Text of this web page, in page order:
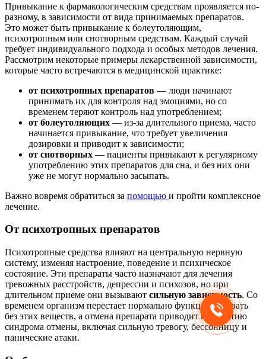
Привыкание к фармакологическим средствам проявляется по-
разному, в зависимости от вида принимаемых препаратов.
Это может быть привыкание к болеутоляющим,
психотропным или снотворным средствам. Каждый случай
требует индивидуального подхода и особых методов лечения.
Рассмотрим некоторые примеры лекарственной зависимости,
которые часто встречаются в медицинской практике:
от психотропных препаратов — люди начинают
принимать их для контроля над эмоциями, но со
временем теряют контроль над употреблением;
от болеутоляющих — из-за длительного приема, часто
начинается привыкание, что требует увеличения
дозировки и приводит к зависимости;
от снотворных — пациенты привыкают к регулярному
употреблению этих препаратов для сна, и без них они
уже не могут нормально засыпать.
Важно вовремя обратиться за помощью и пройти комплексное
лечение.
От психотропных препаратов
Психотропные средства влияют на центральную нервную
систему, изменяя настроение, поведение и психическое
состояние. Эти препараты часто назначают для лечения
тревожных расстройств, депрессии и психозов, но при
длительном приеме они вызывают сильную зависимость. Со
временем организм перестает нормально функционировать
без этих веществ, а отмена препарата приводит к развитию
синдрома отмены, включая сильную тревогу, бессонницу и
панические атаки.